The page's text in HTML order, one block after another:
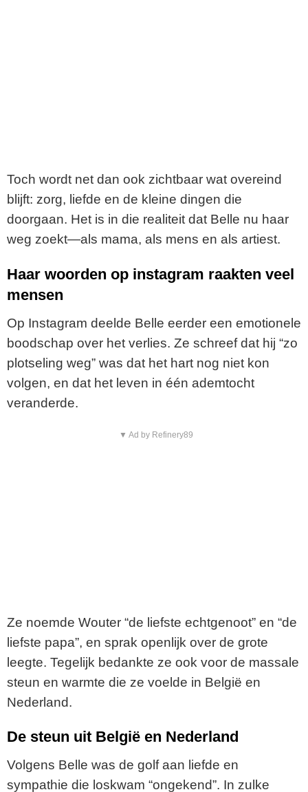
Toch wordt net dan ook zichtbaar wat overeind
blijft: zorg, liefde en de kleine dingen die
doorgaan. Het is in die realiteit dat Belle nu haar
weg zoekt—als mama, als mens en als artiest.
Haar woorden op instagram raakten veel
mensen
Op Instagram deelde Belle eerder een emotionele
boodschap over het verlies. Ze schreef dat hij “zo
plotseling weg” was dat het hart nog niet kon
volgen, en dat het leven in één ademtocht
veranderde.
▼ Ad by Refinery89
Ze noemde Wouter “de liefste echtgenoot” en “de
liefste papa”, en sprak openlijk over de grote
leegte. Tegelijk bedankte ze ook voor de massale
steun en warmte die ze voelde in België en
Nederland.
De steun uit België en Nederland
Volgens Belle was de golf aan liefde en
sympathie die loskwam “ongekend”. In zulke